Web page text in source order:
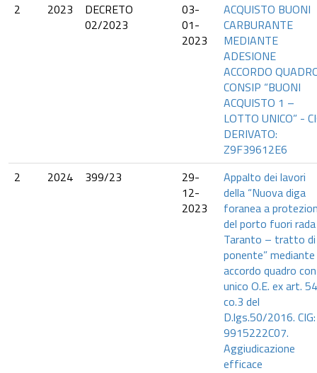
2
2023
DECRETO
02/2023
03-
01-
2023
ACQUISTO BUONI
CARBURANTE
MEDIANTE
ADESIONE
ACCORDO
CONSIP “BUONI
ACQUISTO 1 –
LOTTO UNICO” -
DERIVATO:
Z9F39612E6
2
2024 399/23
29-
12-
2023
Appalto dei lavori
della “Nuova diga
foranea a
del porto fuori
Taranto – tratto di
ponente” mediante
accordo quadro con
unico O.E. ex art. 54
co.3 del
D.lgs.50/2016. CIG:
9915222C07.
Aggiudicazione
efficace